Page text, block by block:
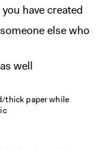
have created
else who
well
thick paper while